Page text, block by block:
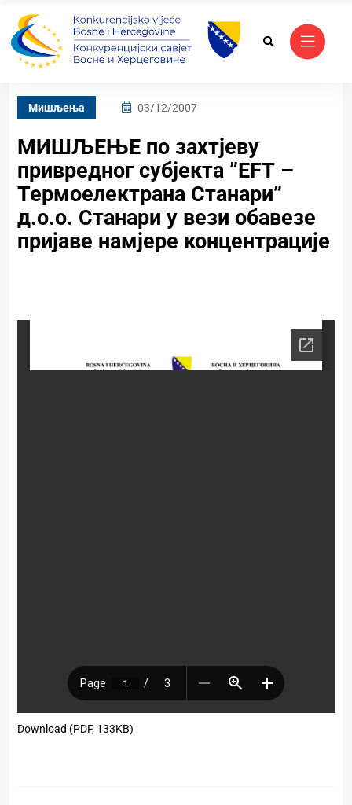
Mишљења 03/12/2007
МИШЉЕЊЕ по захтјеву
привредног субјекта ”ЕFТ –
Термоелектрана Станари”
д.о.о. Станари у вези обавезе
пријаве намјере концентрације
Download (PDF, 133KB)